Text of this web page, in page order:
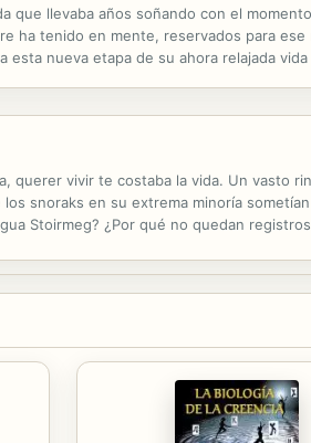
que llevaba años soñando con el
ha tenido en mente, reservados para
nueva etapa de su ahora relajada
querer vivir te costaba la vida. Un vasto
snoraks en su extrema minoría
Stoirmeg? ¿Por qué no quedan